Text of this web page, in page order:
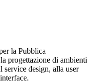
la Pubblica
progettazione di ambienti
design, alla user